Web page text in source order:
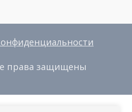
права защищены